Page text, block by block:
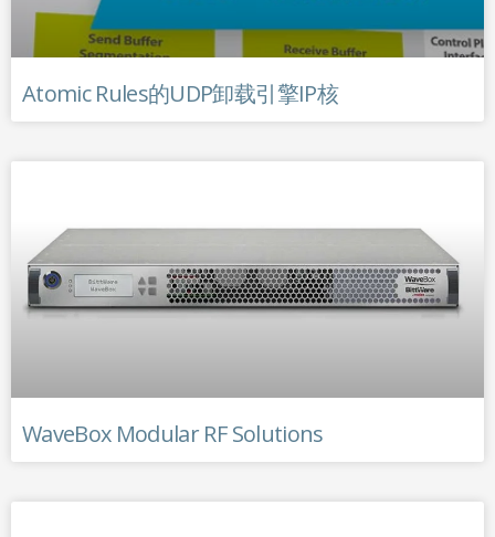
Atomic Rules的UDP卸载引擎IP核
WaveBox Modular RF Solutions